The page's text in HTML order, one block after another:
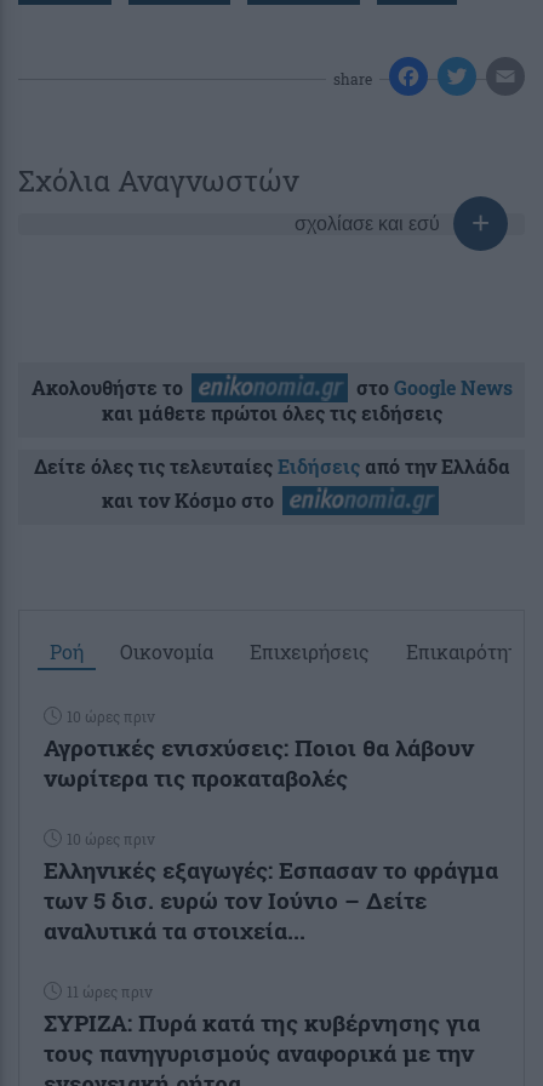
share
Σχόλια Αναγνωστών
σχολίασε και εσύ
Ακολουθήστε το στοGoogle News
και μάθετε πρώτοι όλες τις ειδήσεις
Δείτε όλες τις τελευταίεςΕιδήσειςαπό την Ελλάδα
και τον Κόσμο στο
Ροή Οικονομία Επιχειρήσεις Επικαιρότητα
10 ώρες πριν
Αγροτικές ενισχύσεις: Ποιοι θα λάβουν
νωρίτερα τις προκαταβολές
10 ώρες πριν
Ελληνικές εξαγωγές: Εσπασαν το φράγμα
των 5 δισ. ευρώ τον Ιούνιο – Δείτε
αναλυτικά τα στοιχεία...
11 ώρες πριν
ΣΥΡΙΖΑ: Πυρά κατά της κυβέρνησης για
τους πανηγυρισμούς αναφορικά με την